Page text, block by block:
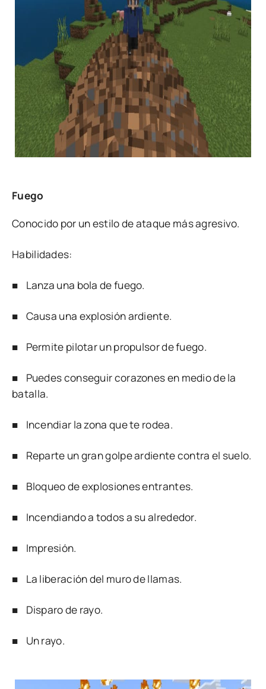
Fuego
Conocido por un estilo de ataque más agresivo.
Habilidades:
■ Lanza una bola de fuego.
■ Causa una explosión ardiente.
■ Permite pilotar un propulsor de fuego.
■ Puedes conseguir corazones en medio de la
batalla.
■ Incendiar la zona que te rodea.
■ Reparte un gran golpe ardiente contra el suelo.
■ Bloqueo de explosiones entrantes.
■ Incendiando a todos a su alrededor.
■ Impresión.
■ La liberación del muro de llamas.
■ Disparo de rayo.
■ Un rayo.